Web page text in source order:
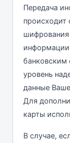
Передача
происходит
шифрования
уровень
данные
Для
карты
В случае,